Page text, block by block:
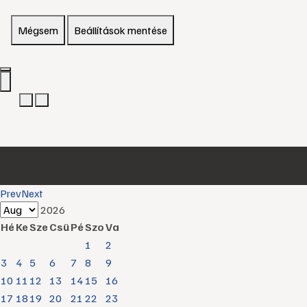
Mégsem Beállítások mentése
PrevNext
2026
HéKeSzeCsüPéSzoVa
1
2
3
4 5 6 7 8
9
10 11 12 13 14 15
16
17 18 19 20 21 22 23